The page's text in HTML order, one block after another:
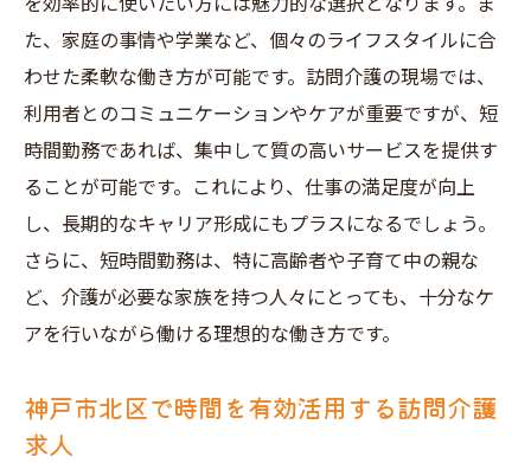
た、家庭の事情や学業など、個々のライフスタイルに合
わせた柔軟な働き方が可能です。訪問介護の現場では、
利用者とのコミュニケーションやケアが重要ですが、短
時間勤務であれば、集中して質の高いサービスを提供す
ることが可能です。これにより、仕事の満足度が向上
し、長期的なキャリア形成にもプラスになるでしょう。
さらに、短時間勤務は、特に高齢者や子育て中の親な
ど、介護が必要な家族を持つ人々にとっても、十分なケ
アを行いながら働ける理想的な働き方です。
神戸市北区で時間を有効活用する訪問介護
求人